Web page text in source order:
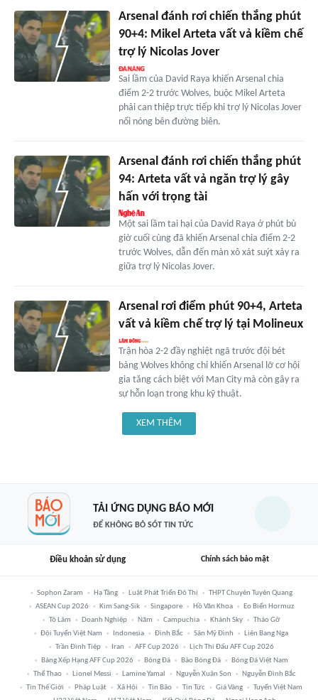
Arsenal đánh rơi chiến thắng phút
90+4: Mikel Arteta vất vả kiềm chế
trợ lý Nicolas Jover
Sai lầm của David Raya khiến Arsenal chia
điểm 2-2 trước Wolves, buộc Mikel Arteta
phải can thiệp trực tiếp khi trợ lý Nicolas Jover
nổi nóng bên đường biên.
Arsenal đánh rơi chiến thắng phút
94: Arteta vất vả ngăn trợ lý gây
hấn với trọng tài
Một sai lầm tai hại của David Raya ở phút bù
giờ cuối cùng đã khiến Arsenal chia điểm 2-2
trước Wolves, dẫn đến màn xô xát suýt xảy ra
giữa trợ lý Nicolas Jover.
Arsenal rơi điểm phút 90+4, Arteta
vất vả kiềm chế trợ lý tại Molineux
Trận hòa 2-2 đầy nghiệt ngã trước đội bét
bảng Wolves không chỉ khiến Arsenal lỡ cơ hội
gia tăng cách biệt với Man City mà còn gây ra
sự hỗn loạn trong khu kỹ thuật.
XEM THÊM
TẢI ỨNG DỤNG BÁO MỚI
ĐỂ KHÔNG BỎ SÓT TIN TỨC
Điều khoản sử dụng Chính sách bảo mật
Sophon Zaram Hạ Tầng Luật Phát Triển Đô Thị
THPT Chuyên Tuyên Quang
ASEAN Cup 2026
Kim Sang-Sik Singapore Hồ Văn Khoa
Eo Biển Hormuz
Tô Lâm
Doanh Nghiệp Năm Campuchia Khánh Sky
Tháo Gỡ
Đội Tuyển Việt Nam
Indonesia Đình Bắc Sân Mỹ Đình
Liên Bang Nga
Trần Đình Tiệp
Iran AFF Cup 2026
Lịch Thi Đấu AFF Cup 2026
Bảng Xếp Hạng AFF Cup 2026
Bóng Đá Báo Bóng Đá
Bóng Đá Việt Nam
Thể Thao
Lionel Messi Lamine Yamal Nguyễn Xuân Son
Nguyễn Đình Bắc
Tin Thế Giới
Pháp Luật Xã Hội Tin Bão Tin Tức Giá Vàng
Tuyển Việt Nam